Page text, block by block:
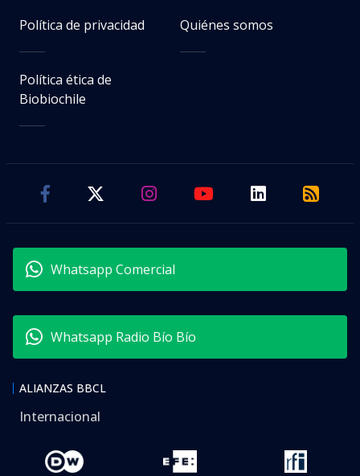
Política de privacidad Quiénes somos
Política ética de
Biobiochile
Whatsapp Comercial
Whatsapp Radio Bío Bío
ALIANZAS BBCL
Internacional